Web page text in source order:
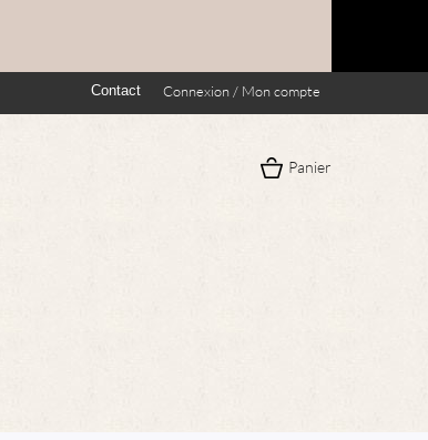
Connexion / Mon compte
Contact
Panier